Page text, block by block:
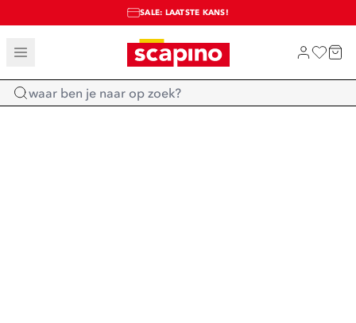
TOT 70% KORTING OP SALE
SALE: LAATSTE KANS!
SHOP NIEUW
Home